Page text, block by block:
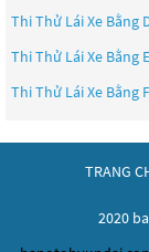
Thi Thử Lái Xe Bằng
Thi Thử Lái Xe Bằng E
Thi Thử Lái Xe Bằng F
TRANG
2020